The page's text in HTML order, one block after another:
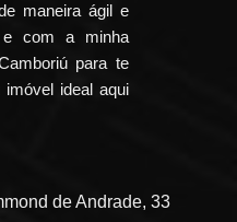
maneira ágil e
e com a minha
para te
ideal aqui
de Andrade, 33